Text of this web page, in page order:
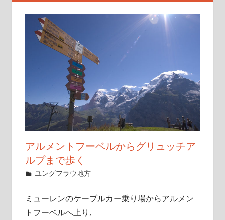
アルメントフーベルからグリュッチア
ルプまで歩く
2019年12月2日
管理者
ユングフラウ地方
ミューレンのケーブルカー乗り場からアルメン
トフーベルへ上り,